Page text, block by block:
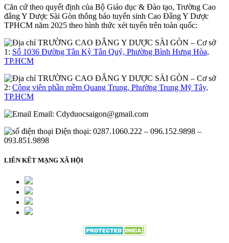
Căn cứ theo quyết định của Bộ Giáo dục & Đào tạo, Trường Cao
đẳng Y Dược Sài Gòn thông báo tuyển sinh Cao Đẳng Y Dược
TPHCM năm 2025 theo hình thức xét tuyển trên toàn quốc:
– Cơ sở
1: Số 1036 Đường Tân Kỳ Tân Quý, Phường Bình Hưng Hòa,
TP.HCM
– Cơ sở
2: Công viên phần mềm Quang Trung, Phường Trung Mỹ Tây,
TP.HCM
Email: Cdyduocsaigon@gmail.com
Điện thoại: 0287.1060.222 – 096.152.9898 –
093.851.9898
LIÊN KẾT MẠNG XÃ HỘI